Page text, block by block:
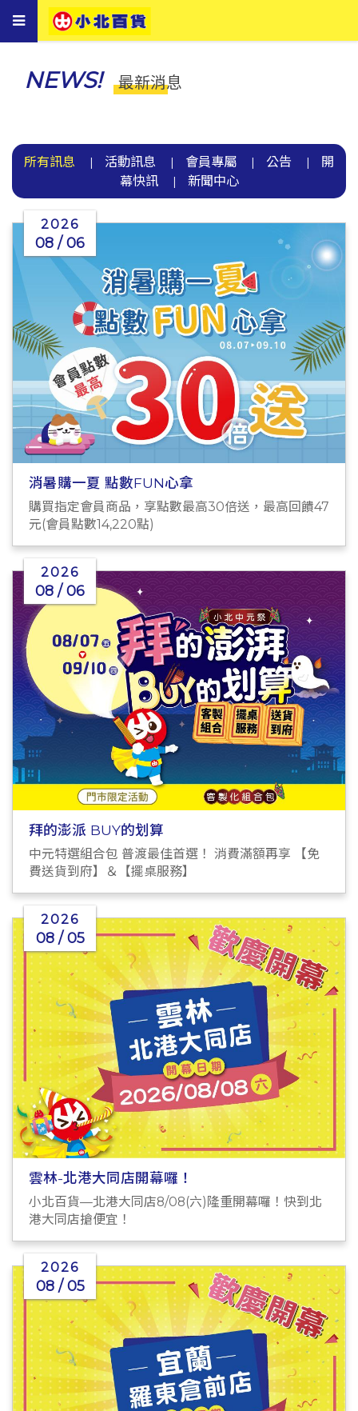
Toggle
navigation
NEWS! 最新消息
所有訊息 | 活動訊息 | 會員專屬 | 公告 |
開
幕快訊| 新聞中心
2026
08 / 06
消暑購一夏 點數FUN心拿
購買指定會員商品，享點數最高30倍送，最高回饋47
元(會員點數14,220點)
2026
08 / 06
拜的澎派 BUY的划算
中元特選組合包 普渡最佳首選！ 消費滿額再享 【免
費送貨到府】＆【擺桌服務】
2026
08 / 05
雲林-北港大同店開幕囉！
小北百貨—北港大同店8/08(六)隆重開幕囉！快到北
港大同店搶便宜！
2026
08 / 05